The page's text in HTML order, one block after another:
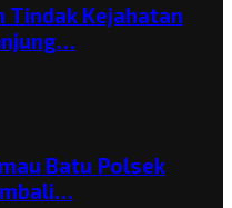
Tindak Kejahatan
Batu Polsek